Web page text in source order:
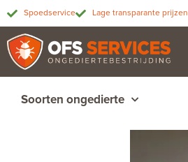
Spoedservice Lage transparante prijzen
Soorten ongedierte